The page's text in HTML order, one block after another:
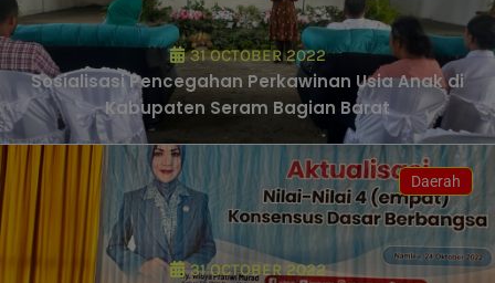
31 OCTOBER 2022
Sosialisasi Pencegahan Perkawinan Usia Anak di
Kabupaten Seram Bagian Barat
Daerah
31 OCTOBER 2022